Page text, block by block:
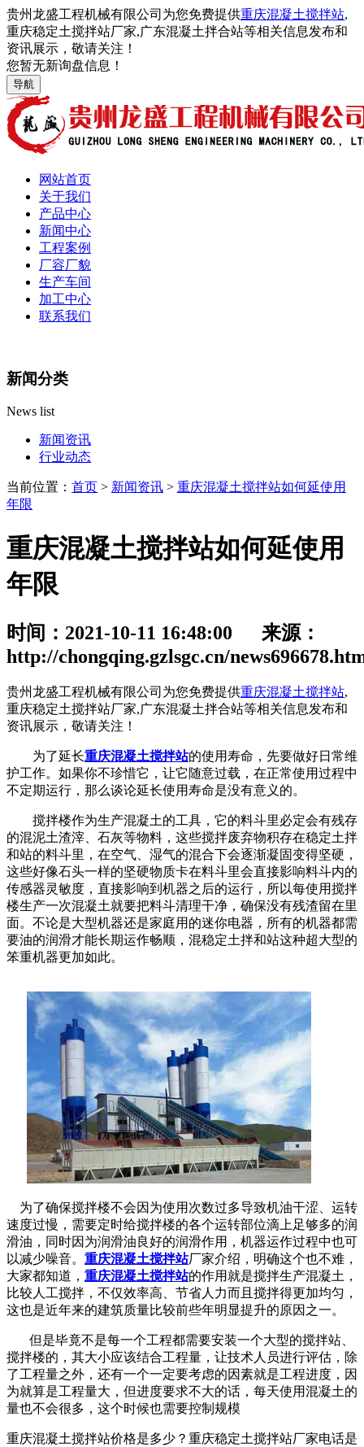
贵州龙盛工程机械有限公司为您免费提供重庆混凝土搅拌站,
重庆稳定土搅拌站厂家,广东混凝土拌合站等相关信息发布和
资讯展示，敬请关注！
您暂无新询盘信息！
导航
网站首页
关于我们
产品中心
新闻中心
工程案例
厂容厂貌
生产车间
加工中心
联系我们
新闻分类
News list
新闻资讯
行业动态
当前位置： 首页 > 新闻资讯 > 重庆混凝土搅拌站如何延使用
年限
重庆混凝土搅拌站如何延使用
年限
时间：2021-10-11 16:48:00 来源：
http://chongqing.gzlsgc.cn/
贵州龙盛工程机械有限公司为您免费提供重庆混凝土搅拌站,
重庆稳定土搅拌站厂家,广东混凝土拌合站等相关信息发布和
资讯展示，敬请关注！
为了延长重庆混凝土搅拌站的使用寿命，先要做好日常维
护工作。如果你不珍惜它，让它随意过载，在正常使用过程中
不定期运行，那么谈论延长使用寿命是没有意义的。
搅拌楼作为生产混凝土的工具，它的料斗里必定会有残存
的混泥土渣滓、石灰等物料，这些搅拌废弃物积存在稳定土拌
和站的料斗里，在空气、湿气的混合下会逐渐凝固变得坚硬，
这些好像石头一样的坚硬物质卡在料斗里会直接影响料斗内的
传感器灵敏度，直接影响到机器之后的运行，所以每使用搅拌
楼生产一次混凝土就要把料斗清理干净，确保没有残渣留在里
面。不论是大型机器还是家庭用的迷你电器，所有的机器都需
要油的润滑才能长期运作畅顺，混稳定土拌和站这种超大型的
笨重机器更加如此。
为了确保搅拌楼不会因为使用次数过多导致机油干涩、运转
速度过慢，需要定时给搅拌楼的各个运转部位滴上足够多的润
滑油，同时因为润滑油良好的润滑作用，机器运作过程中也可
以减少噪音。 重庆混凝土搅拌站厂家介绍，明确这个也不难，
大家都知道， 重庆混凝土搅拌站的作用就是搅拌生产混凝土，
比较人工搅拌，不仅效率高、节省人力而且搅拌得更加均匀，
这也是近年来的建筑质量比较前些年明显提升的原因之一。
但是毕竟不是每一个工程都需要安装一个大型的搅拌站、
搅拌楼的，其大小应该结合工程量，让技术人员进行评估，除
了工程量之外，还有一个一定要考虑的因素就是工程进度，因
为就算是工程量大，但进度要求不大的话，每天使用混凝土的
量也不会很多，这个时候也需要控制规模
重庆混凝土搅拌站价格是多少？重庆稳定土搅拌站厂家电话是